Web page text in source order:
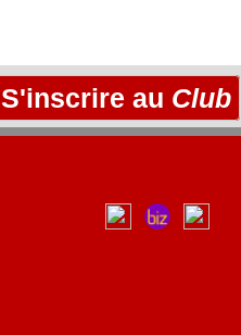
S'inscrire au Club